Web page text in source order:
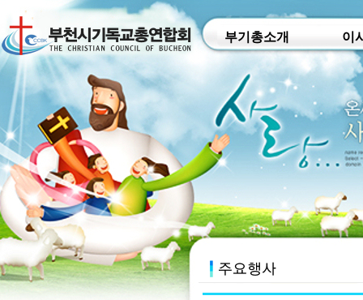
부기총소개 이